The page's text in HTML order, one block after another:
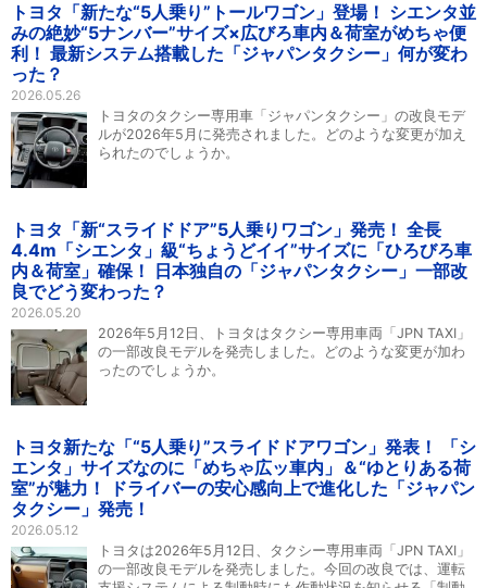
トヨタ「新たな“5人乗り”トールワゴン」登場！ シエンタ並
みの絶妙“5ナンバー”サイズ×広びろ車内＆荷室がめちゃ便
利！ 最新システム搭載した「ジャパンタクシー」何が変わ
った？
2026.05.26
トヨタのタクシー専用車「ジャパンタクシー」の改良モデ
ルが2026年5月に発売されました。どのような変更が加え
られたのでしょうか。
トヨタ「新“スライドドア”5人乗りワゴン」発売！ 全長
4.4m「シエンタ」級“ちょうどイイ”サイズに「ひろびろ車
内＆荷室」確保！ 日本独自の「ジャパンタクシー」一部改
良でどう変わった？
2026.05.20
2026年5月12日、トヨタはタクシー専用車両「JPN TAXI」
の一部改良モデルを発売しました。どのような変更が加わ
ったのでしょうか。
トヨタ新たな「“5人乗り”スライドドアワゴン」発表！ 「シ
エンタ」サイズなのに「めちゃ広ッ車内」＆“ゆとりある荷
室”が魅力！ ドライバーの安心感向上で進化した「ジャパン
タクシー」発売！
2026.05.12
トヨタは2026年5月12日、タクシー専用車両「JPN TAXI」
の一部改良モデルを発売しました。今回の改良では、運転